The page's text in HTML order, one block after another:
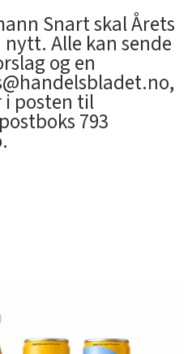
Snart skal Årets
Alle kan sende
og en
i posten til
793